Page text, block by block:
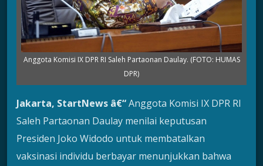
Anggota Komisi IX DPR RI Saleh Partaonan Daulay. (FOTO: HUMAS
DPR)
Jakarta, StartNews â€“Anggota Komisi IX DPR RI
Saleh Partaonan Daulay menilai keputusan
Presiden Joko Widodo untuk membatalkan
vaksinasi individu berbayar menunjukkan bahwa